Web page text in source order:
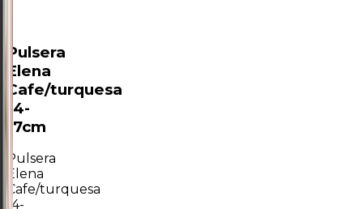
Pulsera
Elena
Cafe/turquesa
14-
17cm
Pulsera
Elena
Cafe/turquesa
14-